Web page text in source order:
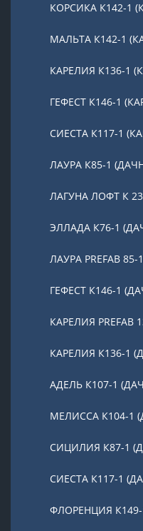
КОРСИКА К142-1
МАЛЬТА К142-1
КАРЕЛИЯ К136-1
ГЕФЕСТ К146-1
СИЕСТА К117-1
ЛАУРА К85-1
ЛАГУНА ЛОФТ К
ЭЛЛАДА К76-1
ЛАУРА PREFAB
ГЕФЕСТ К146-1
КАРЕЛИЯ
КАРЕЛИЯ К136-1
АДЕЛЬ К107-1
МЕЛИССА К104-1
СИЦИЛИЯ К87-1
СИЕСТА К117-1
ФЛОРЕНЦИЯ